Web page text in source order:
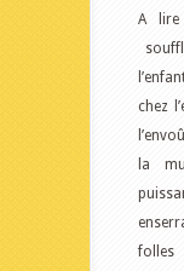
A lire
chez
la